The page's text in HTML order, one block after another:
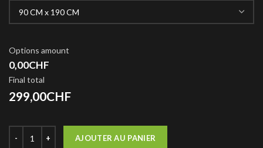
Options amount
0,00CHF
Final total
299,00CHF
AJOUTER AU PANIER